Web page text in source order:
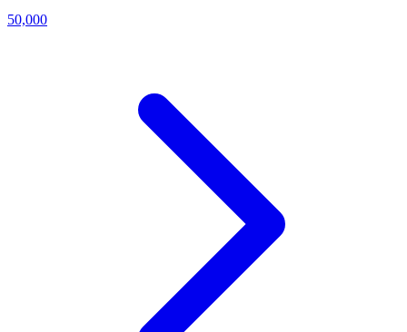
50,000